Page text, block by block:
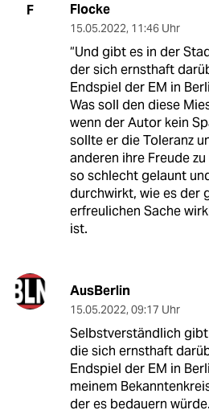
F Flocke
15.05.2022, 11:46 Uhr
“Und gibt es in der
der sich ernsthaft
Endspiel der EM in
Was soll den diese
wenn der Autor kein
sollte er die Toleranz
anderen ihre Freude
so schlecht gelaunt
durchwirkt, wie es der
erfreulichen Sache
ist.
AusBerlin
15.05.2022, 09:17 Uhr
Selbstverständlich
die sich ernsthaft
Endspiel der EM in
meinem
der es bedauern würde.